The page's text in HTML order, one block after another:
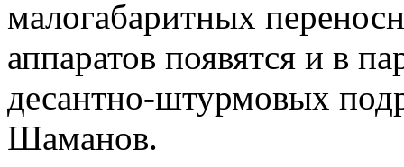
малогабаритных
аппаратов появятся и в
десантно-штурмовых
Шаманов.